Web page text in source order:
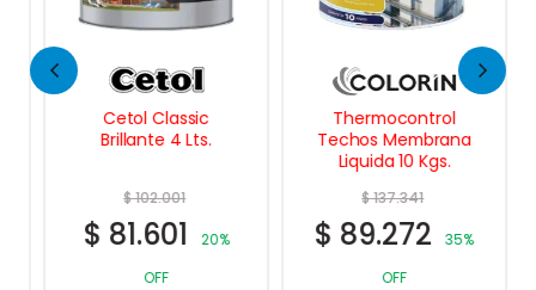
Cetol Classic
Brillante 4 Lts.
$102.001
$81.601
20%
OFF
Thermocontrol
Techos Membrana
Liquida 10 Kgs.
$137.341
$89.272
35%
OFF